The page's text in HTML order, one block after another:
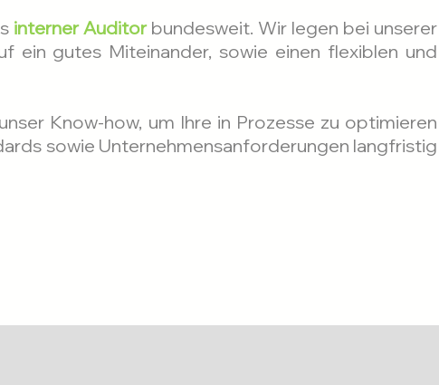
interner Auditorbundesweit. Wir legen bei unserer
ein gutes Miteinander, sowie einen flexiblen und
Know-how, um Ihre in Prozesse zu optimieren
sowie Unternehmensanforderungen langfristig